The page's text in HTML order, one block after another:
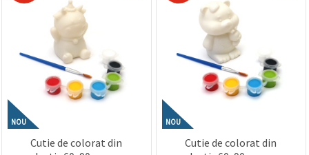
NOU
Cutie de colorat din
NOU
Cutie de colorat din